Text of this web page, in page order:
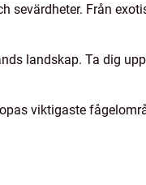
sevärdheter. Från
landskap. Ta dig
viktigaste